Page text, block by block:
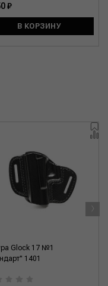
₽
В КОРЗИНУ
Glock 17 №1
1401
›